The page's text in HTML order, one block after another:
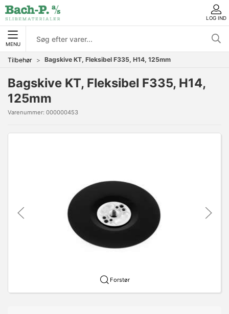
LOG IND
MENU
Tilbehør Bagskive KT, Fleksibel F335, H14, 125mm
Bagskive KT, Fleksibel F335, H14,
125mm
Varenummer: 000000453
Forstør